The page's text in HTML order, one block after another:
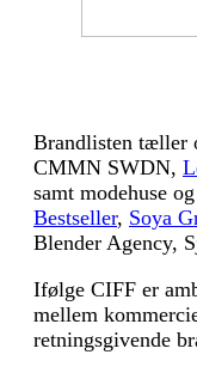
Brandlisten tæller
CMMN SWDN,
samt modehuse
Bestseller, Soya
Blender Agency,
Ifølge CIFF er
mellem
retningsgivende